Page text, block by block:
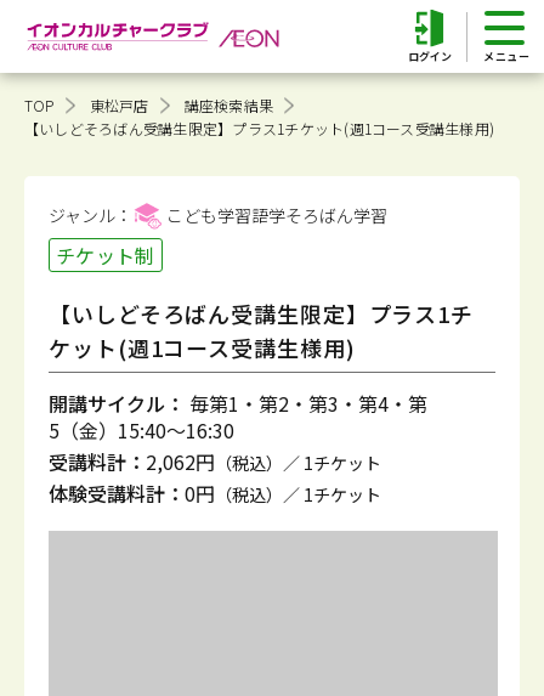
ログイン
TOP 東松戸店
講座検索結果
【いしどそろばん受講生限定】プラス1チケット(週1コース受講生様用)
ジャンル： こども学習語学そろばん学習
チケット制
【いしどそろばん受講生限定】プラス1チ
ケット(週1コース受講生様用)
開講サイクル： 毎第1・第2・第3・第4・第
5（金）15:40～16:30
受講料計： 2,062円 （税込）／ 1チケット
体験受講料計： 0円 （税込）／ 1チケット